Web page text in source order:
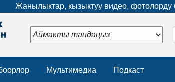
Жанылыктар, кызыктуу видео, фотолорду
Мультимедиа Подкаст